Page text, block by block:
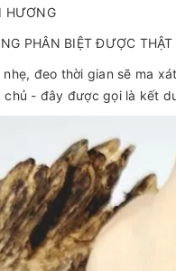
HƯƠNG
đeo thời gian sẽ ma
- đây được gọi là kết